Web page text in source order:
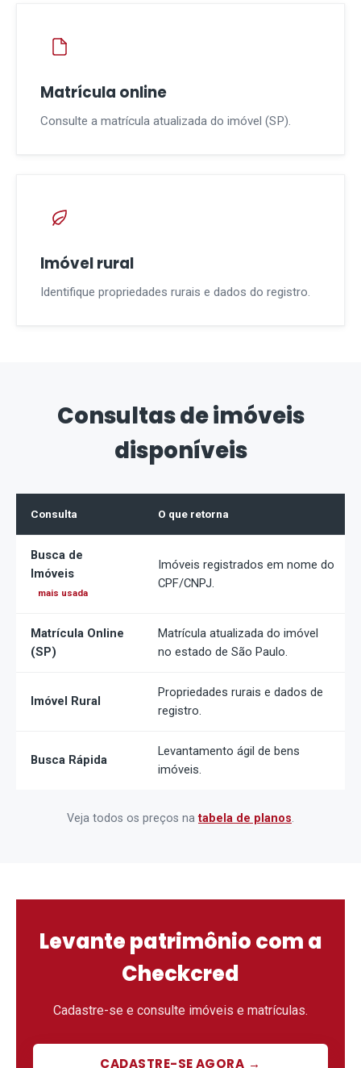
Matrícula online
Consulte a matrícula atualizada do imóvel (SP).
Imóvel rural
Identifique propriedades rurais e dados do registro.
Consultas de imóveis
disponíveis
Consulta O que retorna
Busca de
Imóveis
mais usada
Imóveis registrados em nome do
CPF/CNPJ.
Matrícula Online
(SP)
Matrícula atualizada do imóvel
no estado de São Paulo.
Imóvel Rural
Propriedades rurais e dados de
registro.
Busca Rápida
Levantamento ágil de bens
imóveis.
Veja todos os preços natabela de planos.
Levante patrimônio com a
Checkcred
Cadastre-se e consulte imóveis e matrículas.
CADASTRE-SE AGORA